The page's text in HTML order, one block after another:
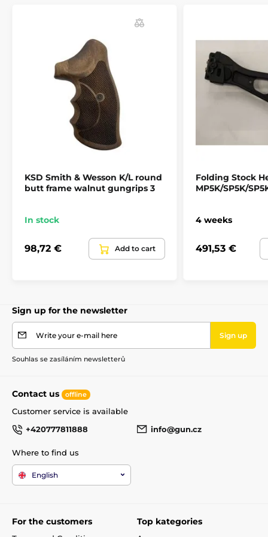
- Tvarováno z moderního odolného kaučuku, který je
- Snadná instalace. Nasazení možné během několika sekund.
- poskytuje roky spolehlivé služby.
- Barvy: černá, OD Green, Flat Dark Earh , fialová, růžová,
Aqua, red lava,...
KSD Smith & Wesson K/L round
butt frame walnut gungrips 3
In stock
98,72 € Add to cart
Folding Stock
MP5K/SP5K/
4 weeks
491,53 €
Sign up for the newsletter
Write your e-mail here Sign up
Souhlas se zasíláním newsletterů
Contact us offline
Customer service is available
+420777811888
info@gun.cz
Where to find us
English
For the customers Top kategories